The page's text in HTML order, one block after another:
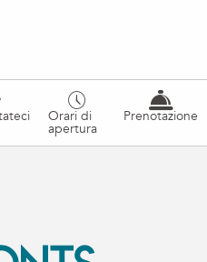
Orari di
apertura
Prenotazione